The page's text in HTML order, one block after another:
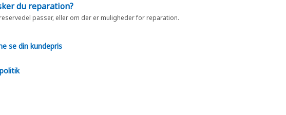
du reparation?
passer, eller om der er muligheder for reparation.
se din kundepris